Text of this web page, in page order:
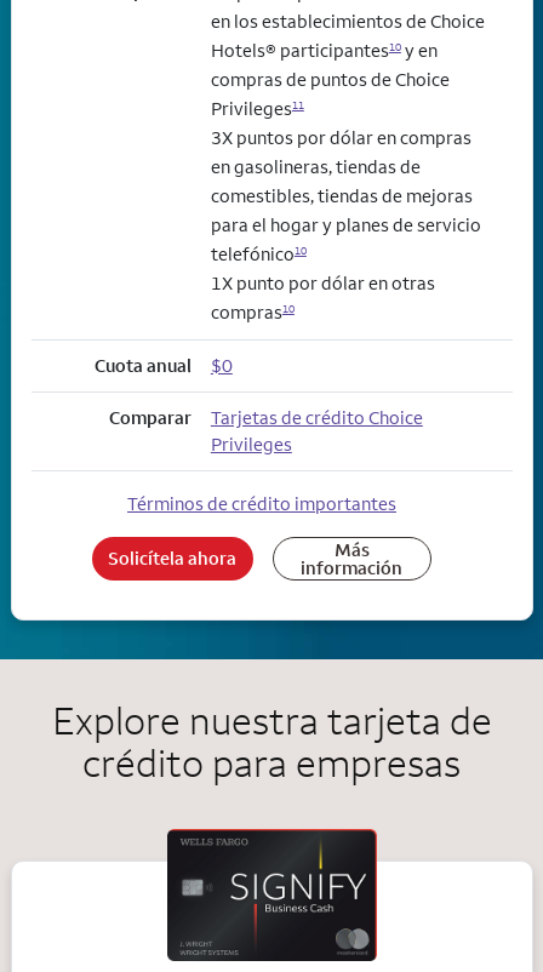
en los establecimientos de Choice
Hotels® participantes10y en
compras de puntos de Choice
Privileges11
3X puntos por dólar en compras
en gasolineras, tiendas de
comestibles, tiendas de mejoras
para el hogar y planes de servicio
telefónico10
1X punto por dólar en otras
compras10
Cuota anual $0
Comparar
Tarjetas de crédito Choice
Privileges
Términos de crédito importantes
Solicítela ahora Más
información
Explore nuestra tarjeta de
crédito para empresas